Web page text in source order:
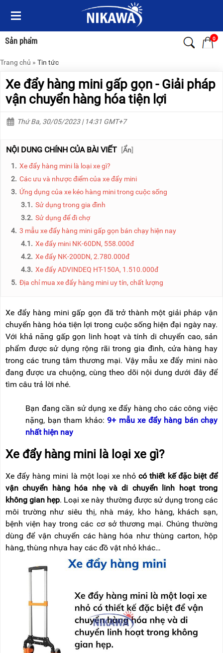
Sản phẩm 0
Menu
Sản
phẩm
TRANG
THANG
NHÔM
XE
DÂY
THOÁT
TỰ
NÂNG
VIDEO
TỨC
CHÍ
NÓI
VỀ
NIKAWA
GIỚI
THIỆU
ĐẠI
HỆ
Menu
Sản
phẩm
TRANG
THANG
NHÔM
THANG
NHÔM
GIA
THANG
(THANG
LỒNG)
THANG
ĐIỆN
NHÔM
CHỮ
A
THANG
NHÔM
CÔNG
NGHIỆP
RẢNH
TAY
XE
ĐẨY
HÀNG
BỘ
DÂY
THOÁT
HIỂM
TỰ
Trang chủ » Tin tức
Xe đẩy hàng mini gấp gọn - Giải pháp
vận chuyển hàng hóa tiện lợi
Thứ Ba, 30/05/2023 | 14:31 GMT+7
NỘI DUNG CHÍNH CỦA BÀI VIẾT [Ẩn]
1. Xe đẩy hàng mini là loại xe gì?
2. Các ưu và nhược điểm của xe đẩy mini
3. Ứng dụng của xe kéo hàng mini trong cuộc sống
3.1. Sử dụng trong gia đình
3.2. Sử dụng để đi chợ
4. 3 mẫu xe đẩy hàng mini gấp gọn bán chạy hiện nay
4.1. Xe đẩy mini NK-60DN, 558.000đ
4.2. Xe đẩy NK-200DN, 2.780.000đ
4.3. Xe đẩy ADVINDEQ HT-150A, 1.510.000đ
5. Địa chỉ mua xe đẩy hàng mini uy tín, chất lượng
Xe đẩy hàng mini gấp gọn đã trở thành một giải pháp vận
chuyển hàng hóa tiện lợi trong cuộc sống hiện đại ngày nay.
Với khả năng gấp gọn linh hoạt và tính di chuyển cao, sản
phẩm được sử dụng rộng rãi trong gia đình, cửa hàng hay
trong các trung tâm thương mại. Vậy mẫu xe đẩy mini nào
đang được ưa chuộng, cùng theo dõi nội dung dưới đây để
tìm câu trả lời nhé.
Bạn đang cần sử dụng xe đẩy hàng cho các công việc
nặng, bạn tham khảo: 9+ mẫu xe đẩy hàng bán chạy
nhất hiện nay
Xe đẩy hàng mini là loại xe gì?
Xe đẩy hàng mini là một loại xe nhỏcó thiết kế đặc biệt để
vận chuyển hàng hóa nhẹ và di chuyển linh hoạt trong
không gian hẹp. Loại xe này thường được sử dụng trong các
môi trường như siêu thị, nhà máy, kho hàng, khách sạn,
bệnh viện hay trong các cơ sở thương mại. Chúng thường
dùng để vận chuyển các hàng hóa như thùng carton, hộp
hàng, thùng nhựa hay các đồ vật nhỏ khác…